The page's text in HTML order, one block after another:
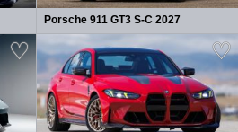
Porsche 911 GT3 S-C 2027